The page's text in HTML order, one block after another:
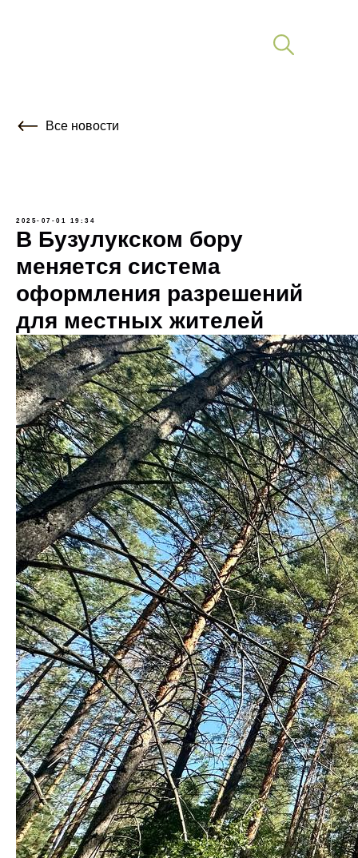
Все новости
2025-07-01 19:34
В Бузулукском бору
меняется система
оформления разрешений
для местных жителей